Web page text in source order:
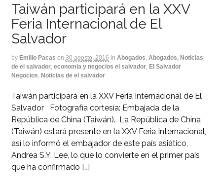
Taiwán participará en la XXV
Feria Internacional de El
Salvador
by Emilio Pacas on 30 agosto, 2016 in Abogados Abogados, Noticias
de el salvador, economia y negocios el salvador, El Salvador
Negocios Noticias de el salvador
Taiwán participará en la XXV Feria Internacional de El
Salvador Fotografía cortesía: Embajada de la
República de China (Taiwán). La República de China
(Taiwán) estará presente en la XXV Feria Internacional,
así lo informó el embajador de este país asiático,
Andrea S.Y. Lee, lo que lo convierte en el primer país
que ha confirmado […]